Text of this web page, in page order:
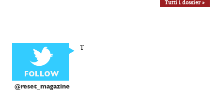
Tutti i dossier »
@reset_magazine
T